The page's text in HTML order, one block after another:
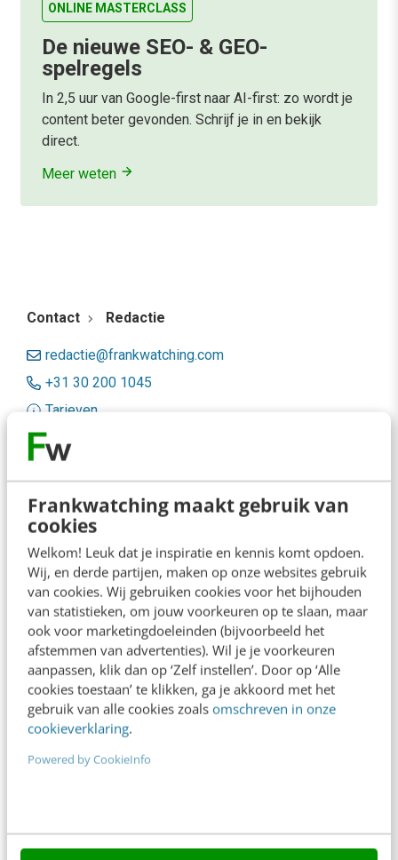
Frankwatching maakt gebruik van
cookies
Welkom! Leuk dat je inspiratie en kennis komt opdoen.
Wij, en derde partijen, maken op onze websites gebruik
van cookies. Wij gebruiken cookies voor het bijhouden
van statistieken, om jouw voorkeuren op te slaan, maar
ook voor marketingdoeleinden (bijvoorbeeld het
afstemmen van advertenties). Wil je je voorkeuren
aanpassen, klik dan op ‘Zelf instellen’. Door op ‘Alle
cookies toestaan’ te klikken, ga je akkoord met het
gebruik van alle cookies zoals omschreven in onze
cookieverklaring.
Powered by CookieInfo
ONLINE MASTERCLASS
De nieuwe SEO- & GEO-
spelregels
In 2,5 uur van Google-first naar AI-first: zo wordt je
content beter gevonden. Schrijf je in en bekijk
direct.
Meer weten
Contact Redactie
redactie@frankwatching.com
+31 30 200 1045
Tarieven
Meer contactopties
Frankwatching
Adverteren
Contact
Nieuwsbrieven
Over ons
Ons team
Werken bij
Whitepapers
Content & Communicatie